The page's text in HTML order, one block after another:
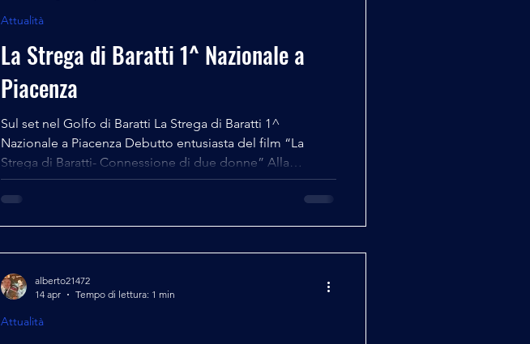
La Strega di Baratti 1^ Nazionale a
Piacenza
Sul set nel Golfo di Baratti La Strega di Baratti 1^
Nazionale a Piacenza Debutto entusiasta del film “La
Strega di Baratti- Connessione di due donne” Alla
premiere del film "La Strega di Baratti- Connessione di
due donne", tenutasi a Piacenza domenica 19 aprile
cremasco e piacentino d’adozione Gianpaolo Sacco
Attualità
Attualità
alberto21472
14 apr
Tempo di lettura: 1 min